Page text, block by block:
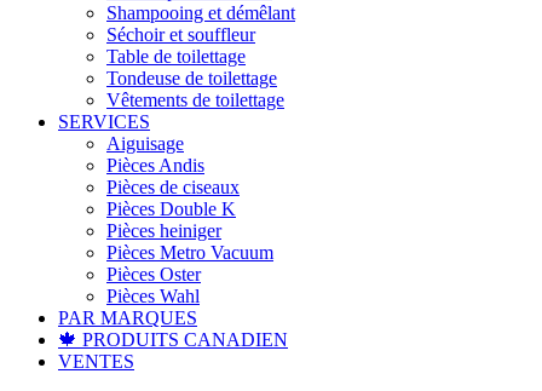
Shampooing et démêlant
Séchoir et souffleur
Table de toilettage
Tondeuse de toilettage
Vêtements de toilettage
SERVICES
Aiguisage
Pièces Andis
Pièces de ciseaux
Pièces Double K
Pièces heiniger
Pièces Metro Vacuum
Pièces Oster
Pièces Wahl
PAR MARQUES
🍁 PRODUITS CANADIEN
VENTES